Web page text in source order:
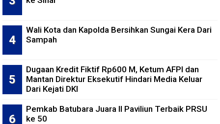
Wali Kota dan Kapolda Bersihkan Sungai Kera Dari
Sampah
Dugaan Kredit Fiktif Rp600 M, Ketum AFPI dan
Mantan Direktur Eksekutif Hindari Media Keluar
Dari Kejati DKI
Pemkab Batubara Juara II Paviliun Terbaik PRSU
ke 50